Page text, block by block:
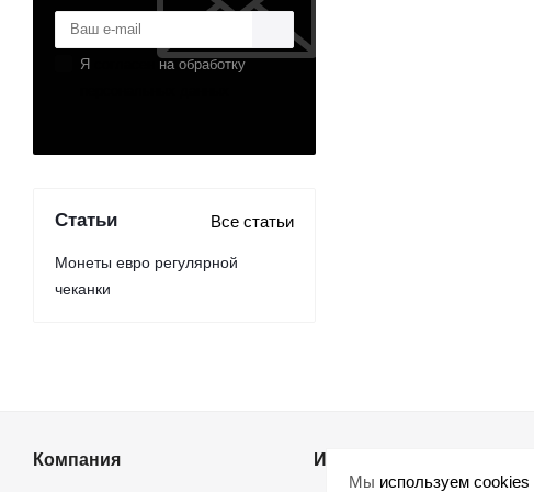
Я
на обработку
Статьи Все статьи
Монеты евро регулярной
чеканки
Компания Информация
Мы используем cookies